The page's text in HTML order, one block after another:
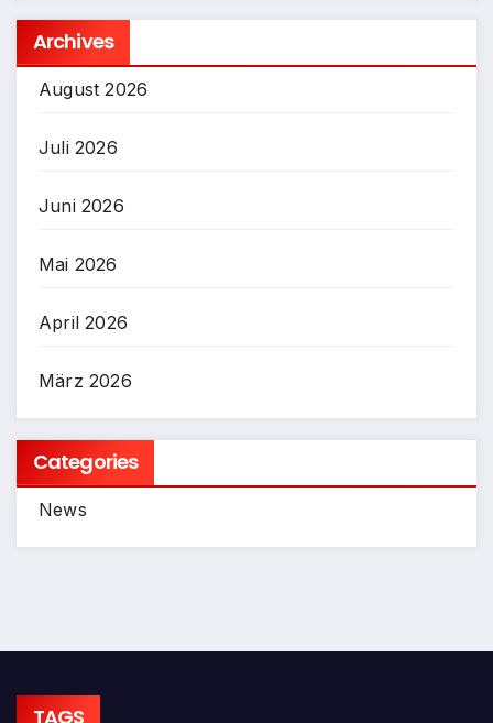
Archives
August 2026
Juli 2026
Juni 2026
Mai 2026
April 2026
März 2026
Categories
News
TAGS